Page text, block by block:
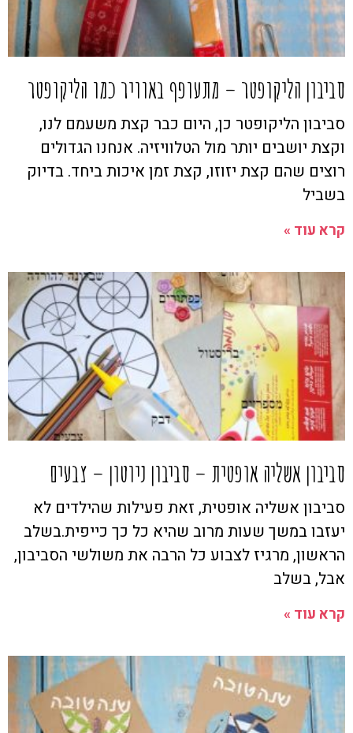
סביבון הליקופטר – מתעופף באוויר כמו הליקופטר
סביבון הליקופטר כן, היום כבר קצת משעמם לנו,
וקצת יושבים יותר מול הטלוויזיה. אנחנו הגדולים
רוצים שהם קצת יזוזו, קצת זמן איכות ביחד. בדיוק
בשביל
קרא עוד »
סביבון אשליה אופטית – סביבון ניוטון – צבעים
סביבון אשליה אופטית, זאת פעילות שהילדים לא
יעזבו במשך שעות מרוב שהיא כל כך כייפית.בשלב
הראשון, מרגיז לצבוע כל הרבה את משולשי הסביבון,
אבל, בשלב
קרא עוד »